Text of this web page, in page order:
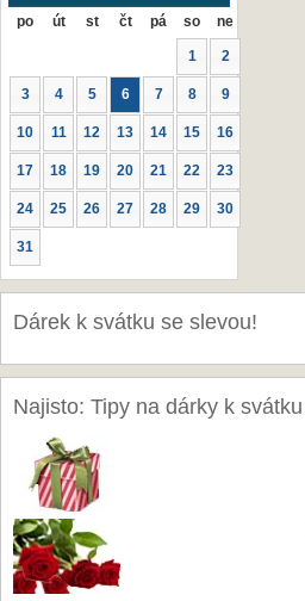
po út st čt pá so ne
1 2
3 4 5 6 7 8 9
10 11 12 13 14 15 16
17 18 19 20 21 22 23
24 25 26 27 28 29 30
31
Dárek k svátku se slevou!
Najisto: Tipy na dárky k svátku